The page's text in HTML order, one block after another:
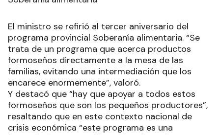
El ministro se refirió al tercer aniversario del
programa provincial Soberanía alimentaria. “Se
trata de un programa que acerca productos
formoseños directamente a la mesa de las
familias, evitando una intermediación que los
encarece enormemente”, valoró.
Y destacó que “hay que apoyar a todos estos
formoseños que son los pequeños productores”,
resaltando que en este contexto nacional de
crisis económica “este programa es una